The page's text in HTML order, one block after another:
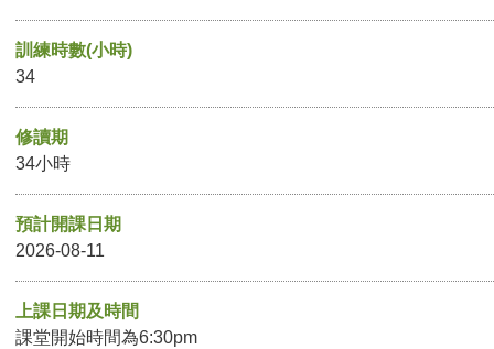
訓練時數(小時)
34
修讀期
34小時
預計開課日期
2026-08-11
上課日期及時間
課堂開始時間為6:30pm